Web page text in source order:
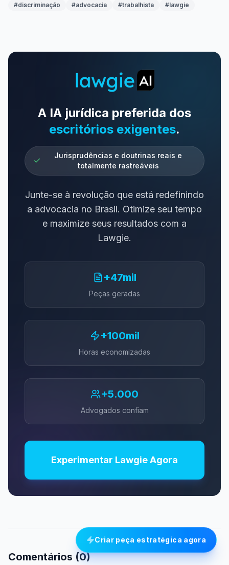
#discriminação #advocacia #trabalhista #lawgie
Criar peça estratégica agora
A IA jurídica preferida dos
escritórios exigentes.
Jurisprudências e doutrinas reais e
totalmente rastreáveis
Junte-se à revolução que está redefinindo
a advocacia no Brasil. Otimize seu tempo
e maximize seus resultados com a
Lawgie.
+47mil
Peças geradas
+100mil
Horas economizadas
+5.000
Advogados confiam
Experimentar Lawgie Agora
Comentários (0)